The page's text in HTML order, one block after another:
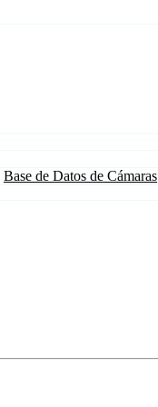
Base de Datos de Cámaras